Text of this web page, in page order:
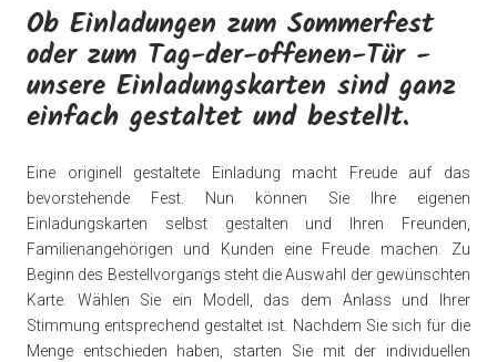
Ob Einladungen zum Sommerfest
oder zum Tag-der-offenen-Tür -
unsere Einladungskarten sind ganz
einfach gestaltet und bestellt.
Eine originell gestaltete Einladung macht Freude auf das
bevorstehende Fest. Nun können Sie Ihre eigenen
Einladungskarten selbst gestalten und Ihren Freunden,
Familienangehörigen und Kunden eine Freude machen. Zu
Beginn des Bestellvorgangs steht die Auswahl der gewünschten
Karte. Wählen Sie ein Modell, das dem Anlass und Ihrer
Stimmung entsprechend gestaltet ist. Nachdem Sie sich für die
Menge entschieden haben, starten Sie mit der individuellen